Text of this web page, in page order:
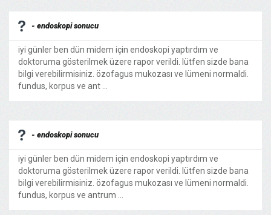
- endoskopi sonucu
iyi günler ben dün midem için endoskopi yaptırdım ve
doktoruma gösterilmek üzere rapor verildi. lütfen sizde bana
bilgi verebilirmisiniz. özofagus mukozası ve lümeni normaldi.
fundus, korpus ve ant ...
- endoskopi sonucu
iyi günler ben dün midem için endoskopi yaptırdım ve
doktoruma gösterilmek üzere rapor verildi. lütfen sizde bana
bilgi verebilirmisiniz. özofagus mukozası ve lümeni normaldi.
fundus, korpus ve antrum ...